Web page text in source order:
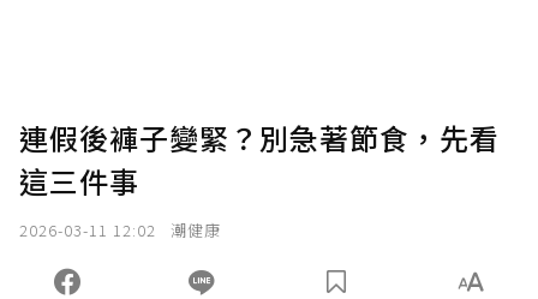
連假後褲子變緊？別急著節食，先看
這三件事
2026-03-11 12:02 潮健康